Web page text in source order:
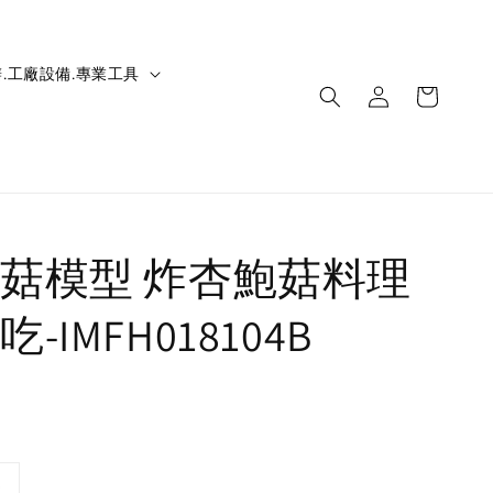
工廠設備.專業工具
模型 炸杏鮑菇料理
-IMFH018104B